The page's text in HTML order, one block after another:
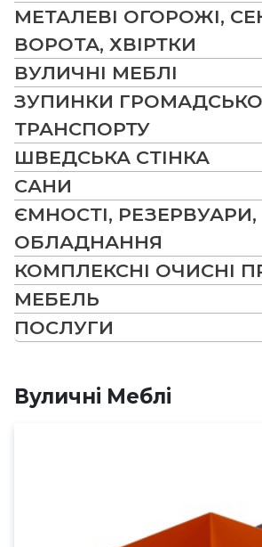
МЕТАЛЕВІ ОГОРОЖІ,
ВОРОТА, ХВІРТКИ
ВУЛИЧНІ МЕБЛІ
ЗУПИНКИ
ТРАНСПОРТУ
ШВЕДСЬКА СТІНКА
САНИ
ЄМНОСТІ,
ОБЛАДНАННЯ
КОМПЛЕКСНІ ОЧИСНІ
МЕБЕЛЬ
ПОСЛУГИ
Вуличні Меблі